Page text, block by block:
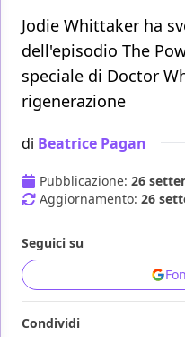
Jodie Whittaker ha
dell'episodio The
speciale di Doctor
rigenerazione
di Beatrice Pagan
Pubblicazione: 26
Aggiornamento: 26
Seguici su
Condividi